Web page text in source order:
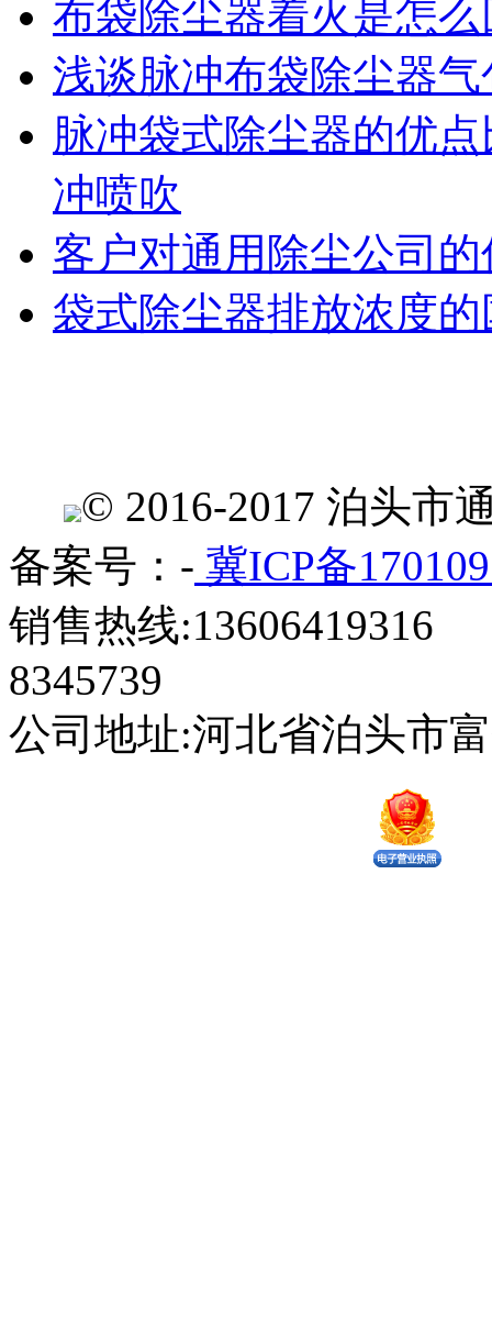
布袋除尘器着火是怎么
浅谈脉冲布袋除尘器
脉冲袋式除尘器的优
冲喷吹
客户对通用除尘公司
袋式除尘器排放浓度
© 2016-2017 泊头市
备案号：- 冀ICP备
销售热线:13606419316
8345739
公司地址:河北省泊头市